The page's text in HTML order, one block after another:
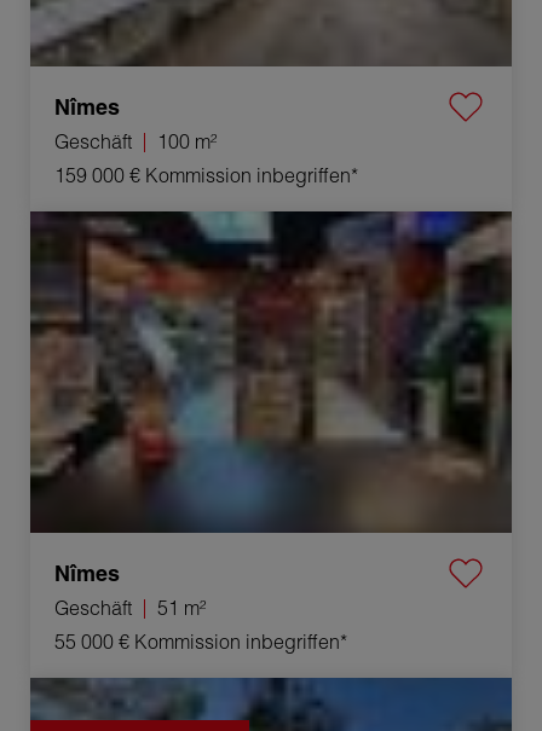
Nîmes
Geschäft
100 m²
159 000 € Kommission inbegriffen*
Verkauf Geschäft Nîmes 51 m²
Nîmes
Geschäft
51 m²
55 000 € Kommission inbegriffen*
Verkauf Grundstück Vers-Pont-du-Gard 1350 m²